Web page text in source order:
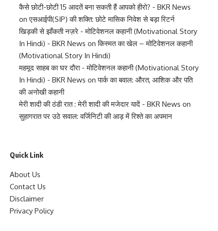
कैसे छोटी-छोटी 15 आदतें बना सकती हैं आपको हीरो? - BKR News
onएसआईपी(SIP) की शक्ति: छोटे मासिक निवेश से बड़ा रिटर्न
खिड़की से झाँकती नज़रे - मोटिवेशनल कहानी (Motivational Story
In Hindi) - BKR News onकिस्मत का खेल – मोटिवेशनल कहानी
(Motivational Story In Hindi)
महमूद साहब का घर दौरा - मोटिवेशनल कहानी (Motivational Story
In Hindi) - BKR News onपार्क का बवाल: औरत, आशिक और पति
की अनोखी कहानी
मेरी शादी की ठंडी रात : मेरी शादी की मजेदार यादें - BKR News on
सुहागरात पर उठे सवाल: वर्जिनिटी की आड़ में रिश्ते का अपमान
Quick Link
About Us
Contact Us
Disclaimer
Privacy Policy